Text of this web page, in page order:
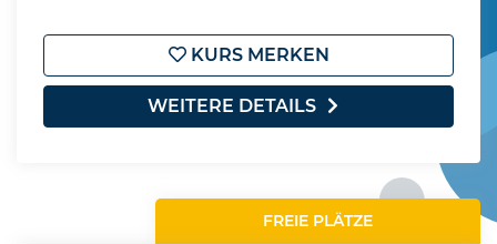
KURS MERKEN
WEITERE DETAILS
FREIE PLÄTZE